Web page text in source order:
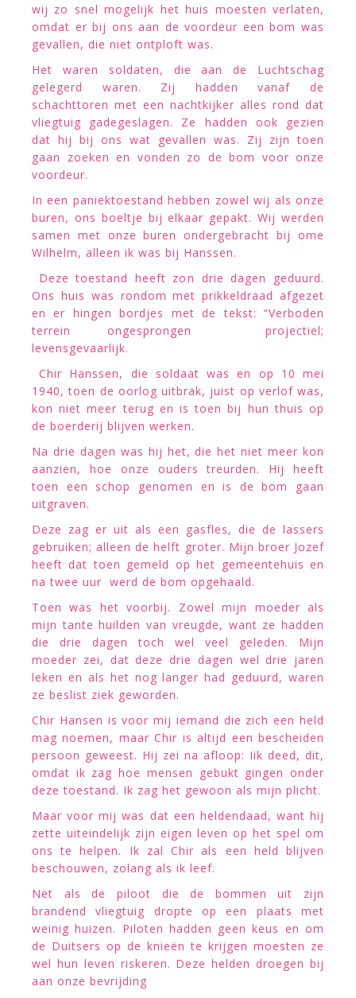
wij zo snel mogelijk het huis moesten verlaten,
omdat er bij ons aan de voordeur een bom was
gevallen, die niet ontploft was.
Het waren soldaten, die aan de Luchtschag
gelegerd waren. Zij hadden vanaf de
schachttoren met een nachtkijker alles rond dat
vliegtuig gadegeslagen. Ze hadden ook gezien
dat hij bij ons wat gevallen was. Zij zijn toen
gaan zoeken en vonden zo de bom voor onze
voordeur.
In een paniektoestand hebben zowel wij als onze
buren, ons boeltje bij elkaar gepakt. Wij werden
samen met onze buren ondergebracht bij ome
Wilhelm, alleen ik was bij Hanssen.
Deze toestand heeft zon drie dagen geduurd.
Ons huis was rondom met prikkeldraad afgezet
en er hingen bordjes met de tekst: “Verboden
terrein ongesprongen projectiel;
levensgevaarlijk.
Chir Hanssen, die soldaat was en op 10 mei
1940, toen de oorlog uitbrak, juist op verlof was,
kon niet meer terug en is toen bij hun thuis op
de boerderij blijven werken.
Na drie dagen was hij het, die het niet meer kon
aanzien, hoe onze ouders treurden. Hij heeft
toen een schop genomen en is de bom gaan
uitgraven.
Deze zag er uit als een gasfles, die de lassers
gebruiken; alleen de helft groter. Mijn broer Jozef
heeft dat toen gemeld op het gemeentehuis en
na twee uur werd de bom opgehaald.
Toen was het voorbij. Zowel mijn moeder als
mijn tante huilden van vreugde, want ze hadden
die drie dagen toch wel veel geleden. Mijn
moeder zei, dat deze drie dagen wel drie jaren
leken en als het nog langer had geduurd, waren
ze beslist ziek geworden.
Chir Hansen is voor mij iemand die zich een held
mag noemen, maar Chir is altijd een bescheiden
persoon geweest. Hij zei na afloop: Iik deed, dit,
omdat ik zag hoe mensen gebukt gingen onder
deze toestand. Ik zag het gewoon als mijn plicht.
Maar voor mij was dat een heldendaad, want hij
zette uiteindelijk zijn eigen leven op het spel om
ons te helpen. Ik zal Chir als een held blijven
beschouwen, zolang als ik leef.
Net als de piloot die de bommen uit zijn
brandend vliegtuig dropte op een plaats met
weinig huizen. Piloten hadden geen keus en om
de Duitsers op de knieën te krijgen moesten ze
wel hun leven riskeren. Deze helden droegen bij
aan onze bevrijding